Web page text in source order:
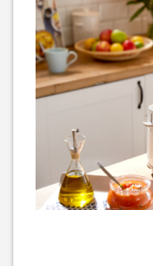
Тостер VOX TO1020
1 849грн
1 709грн